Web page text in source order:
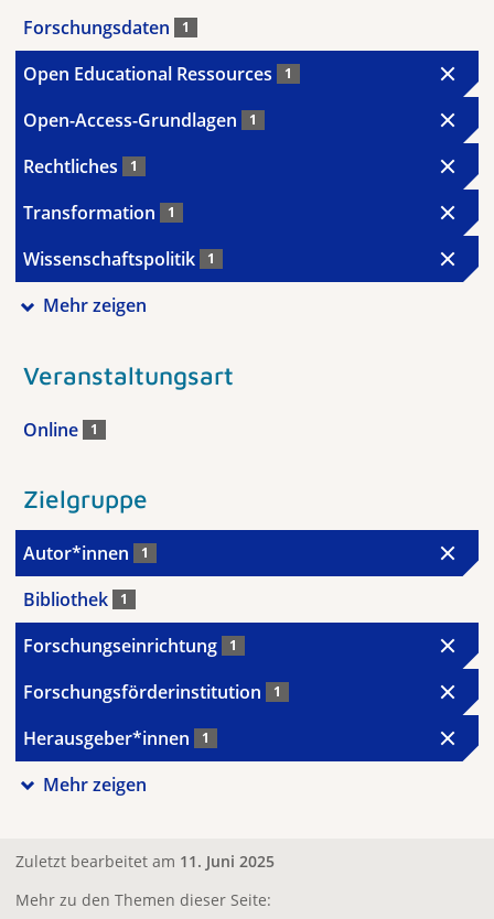
Forschungsdaten 1
Open Educational Ressources 1
Open-Access-Grundlagen 1
Rechtliches 1
Transformation 1
Wissenschaftspolitik 1
Mehr zeigen
Veranstaltungsart
Online 1
Zielgruppe
Autor*innen 1
Bibliothek 1
Forschungseinrichtung 1
Forschungsförderinstitution 1
Herausgeber*innen 1
Mehr zeigen
Zuletzt bearbeitet am 11. Juni 2025
Mehr zu den Themen dieser Seite: